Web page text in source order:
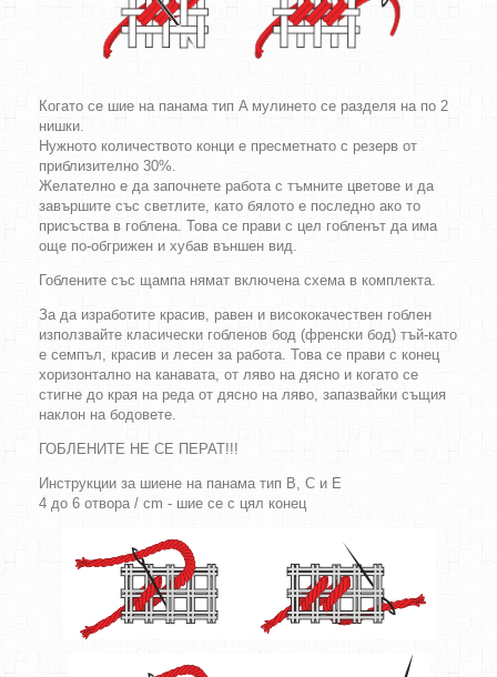
Когато се шие на панама тип A мулинето се разделя на по 2
нишки.
Нужното количеството конци е пресметнато с резерв от
приблизително 30%.
Желателно е да започнете работа с тъмните цветове и да
завършите със светлите, като бялото е последно ако то
присъства в гоблена. Това се прави с цел гобленът да има
още по-обгрижен и хубав външен вид.
Гоблените със щампа нямат включена схема в комплекта.
За да изработите красив, равен и висококачествен гоблен
използвайте класически гобленов бод (френски бод) тъй-като
е семпъл, красив и лесен за работа. Това се прави с конец
хоризонтално на канавата, от ляво на дясно и когато се
стигне до края на реда от дясно на ляво, запазвайки същия
наклон на бодовете.
ГОБЛЕНИТЕ НЕ СЕ ПЕРАТ!!!
Инструкции за шиене на панама тип B, C и E
4 до 6 отвора / cm - шие се с цял конец